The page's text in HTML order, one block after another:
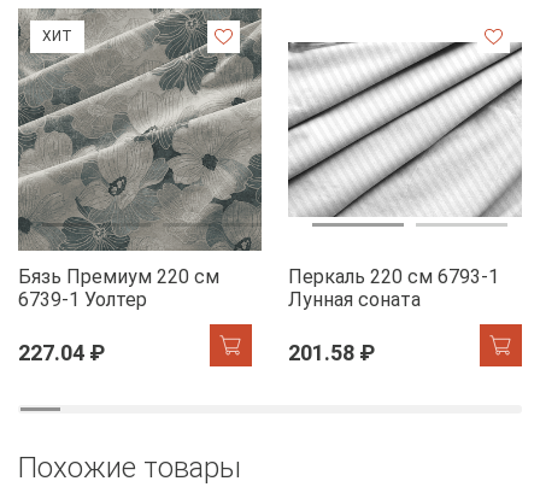
ХИТ
Бязь Премиум 220 см
6739-1 Уолтер
227.04 ₽
Перкаль 220 см 6793-1
Лунная соната
201.58 ₽
Похожие товары